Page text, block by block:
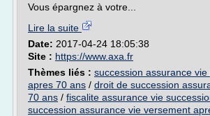
Vous épargnez à votre...
Lire la suite
Date: 2017-04-24 18:05:38
Site : https://www.axa.fr
Thèmes liés : succession assurance
apres 70 ans / droit de succession
70 ans / fiscalite assurance vie
succession assurance vie versement